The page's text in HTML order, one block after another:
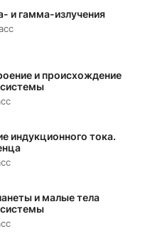
и гамма-излучения
и происхождение
индукционного тока.
и малые тела